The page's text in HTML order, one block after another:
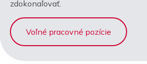
zdokonaľovať.
Voľné pracovné pozície